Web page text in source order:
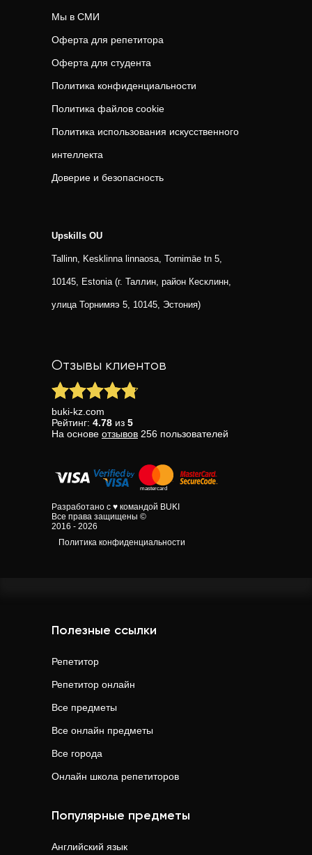
Мы в СМИ
Оферта для репетитора
Оферта для студента
Политика конфиденциальности
Политика файлов cookie
Политика использования искусственного
интеллекта
Доверие и безопасность
Upskills OU
Tallinn, Kesklinna linnaosa, Tornimäe tn 5,
10145, Estonia (г. Таллин, район Кесклинн,
улица Торнимяэ 5, 10145, Эстония)
Отзывы клиентов
buki-kz.com
Рейтинг: 4.78 из 5
На основе отзывов 256 пользователей
Разработано с ♥ командой BUKI
Все права защищены ©
2016 - 2026
Политика конфиденциальности
Полезные ссылки
Репетитор
Репетитор онлайн
Все предметы
Все онлайн предметы
Все города
Онлайн школа репетиторов
Популярные предметы
Английский язык